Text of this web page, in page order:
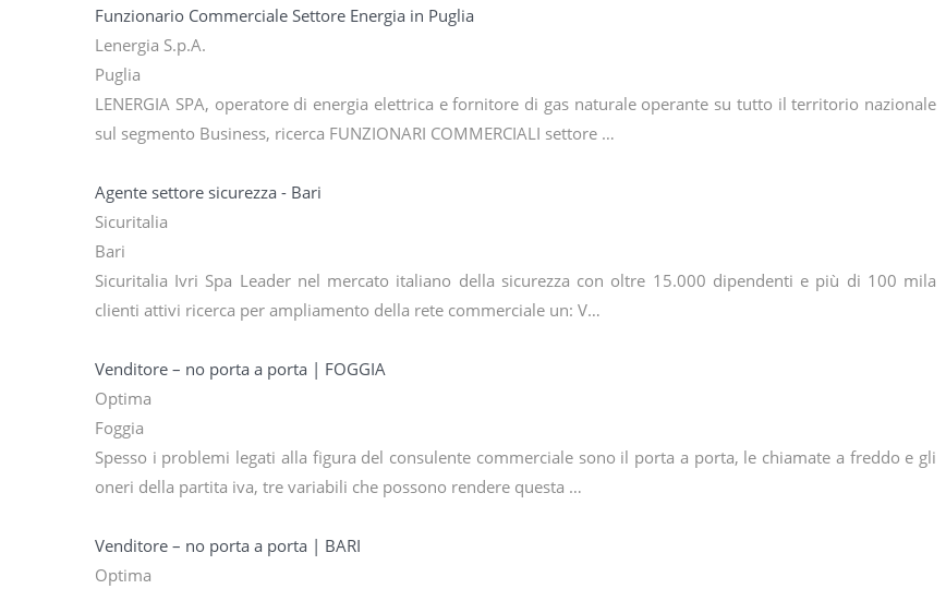
Funzionario Commerciale Settore Energia in Puglia
Lenergia S.p.A.
Puglia
LENERGIA SPA, operatore di energia elettrica e fornitore di gas naturale operante su tutto il territorio nazionale
sul segmento Business, ricerca FUNZIONARI COMMERCIALI settore …
Agente settore sicurezza - Bari
Sicuritalia
Bari
Sicuritalia Ivri Spa Leader nel mercato italiano della sicurezza con oltre 15.000 dipendenti e più di 100 mila
clienti attivi ricerca per ampliamento della rete commerciale un: V…
Venditore – no porta a porta | FOGGIA
Optima
Foggia
Spesso i problemi legati alla figura del consulente commerciale sono il porta a porta, le chiamate a freddo e gli
oneri della partita iva, tre variabili che possono rendere questa …
Venditore – no porta a porta | BARI
Optima